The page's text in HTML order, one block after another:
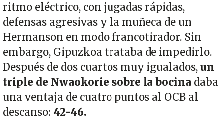
ritmo eléctrico, con jugadas rápidas,
defensas agresivas y la muñeca de un
Hermanson en modo francotirador. Sin
embargo, Gipuzkoa trataba de impedirlo.
Después de dos cuartos muy igualados,un
triple de Nwaokorie sobre la bocina daba
una ventaja de cuatro puntos al OCB al
descanso: 42-46.